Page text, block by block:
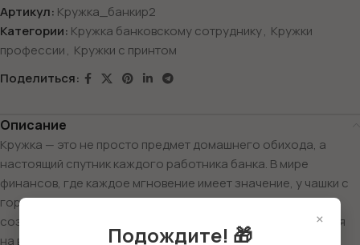
Артикул: Кружка_банкир2
Категории: Кружка банковскому сотруднику, Кружки
профессии, Кружки с принтом
Поделиться:
Описание
Кружка — это не просто предмет домашнего обихода, а
настоящий спутник каждого работника банка. В мире
финансов, где каждое мгновение имеет значение, у чашки с
горячим кофе или чая есть особая роль: она помогает
создать уютную атмосферу, взбодрить и сосредоточиться
на важной работе.
×
Подождите! 🎁